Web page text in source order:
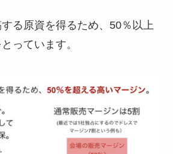
る原資を得るため、50％以上
っています。